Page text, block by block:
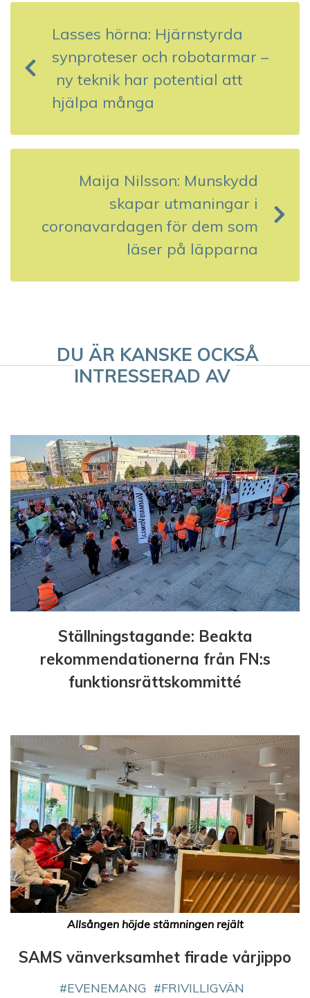
n
g
s
i
r
n
g
Lasses hörna: Hjärnstyrda
synproteser och robotarmar –
ny teknik har potential att
hjälpa många
Maija Nilsson: Munskydd
skapar utmaningar i
coronavardagen för dem som
läser på läpparna
DU ÄR KANSKE OCKSÅ
INTRESSERAD AV
Ställningstagande: Beakta
rekommendationerna från FN:s
funktionsrättskommitté
Allsången höjde stämningen rejält
SAMS vänverksamhet firade vårjippo
EVENEMANG
FRIVILLIGVÄN